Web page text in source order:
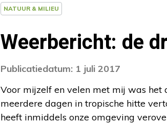
NATUUR & MILIEU
Weerbericht: de
Publicatiedatum: 1 juli 2017
Voor mijzelf en velen met mij was
meerdere dagen in tropische hitte
heeft inmiddels onze omgeving